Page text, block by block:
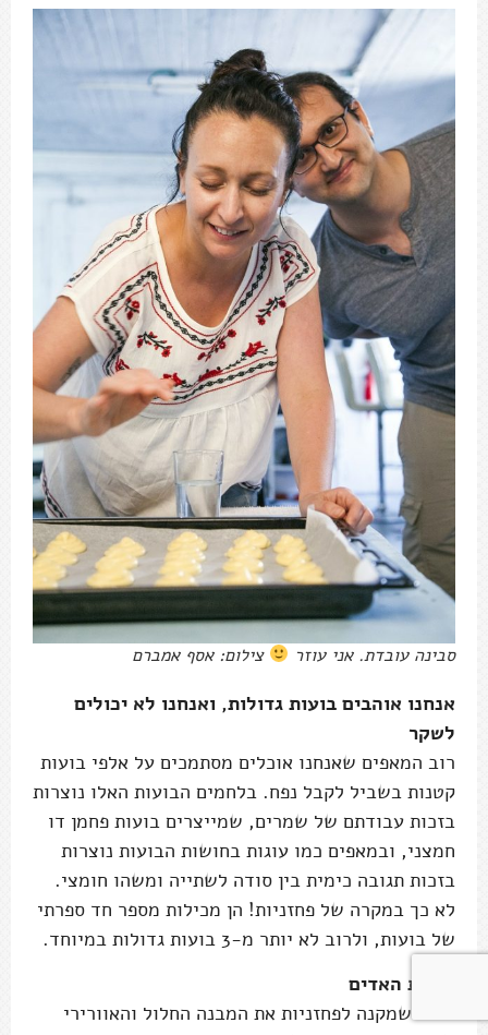
סבינה עובדת. אני עוזר צילום: אסף אמברם
אנחנו אוהבים בועות גדולות, ואנחנו לא יכולים
לשקר
רוב המאפים שאנחנו אוכלים מסתמכים על אלפי בועות
קטנות בשביל לקבל נפח. בלחמים הבועות האלו נוצרות
בזכות עבודתם של שמרים, שמייצרים בועות פחמן דו
חמצני, ובמאפים כמו עוגות בחושות הבועות נוצרות
בזכות תגובה כימית בין סודה לשתייה ומשהו חומצי.
לא כך במקרה של פחזניות! הן מכילות מספר חד ספרתי
של בועות, ולרוב לא יותר מ-3 בועות גדולות במיוחד.
כוחות האדים
הכוח שמקנה לפחזניות את המבנה החלול והאוורירי